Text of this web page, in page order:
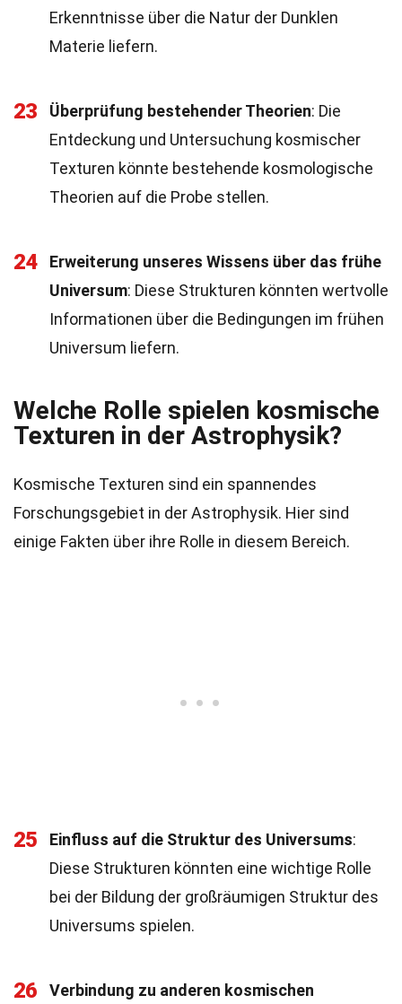
Erkenntnisse über die Natur der Dunklen
Materie liefern.
23 Überprüfung bestehender Theorien: Die
Entdeckung und Untersuchung kosmischer
Texturen könnte bestehende kosmologische
Theorien auf die Probe stellen.
24
Erweiterung unseres Wissens über das frühe
Universum: Diese Strukturen könnten wertvolle
Informationen über die Bedingungen im frühen
Universum liefern.
Welche Rolle spielen kosmische
Texturen in der Astrophysik?
Kosmische Texturen sind ein spannendes
Forschungsgebiet in der Astrophysik. Hier sind
einige Fakten über ihre Rolle in diesem Bereich.
25 Einfluss auf die Struktur des Universums:
Diese Strukturen könnten eine wichtige Rolle
bei der Bildung der großräumigen Struktur des
Universums spielen.
26
Verbindung zu anderen kosmischen